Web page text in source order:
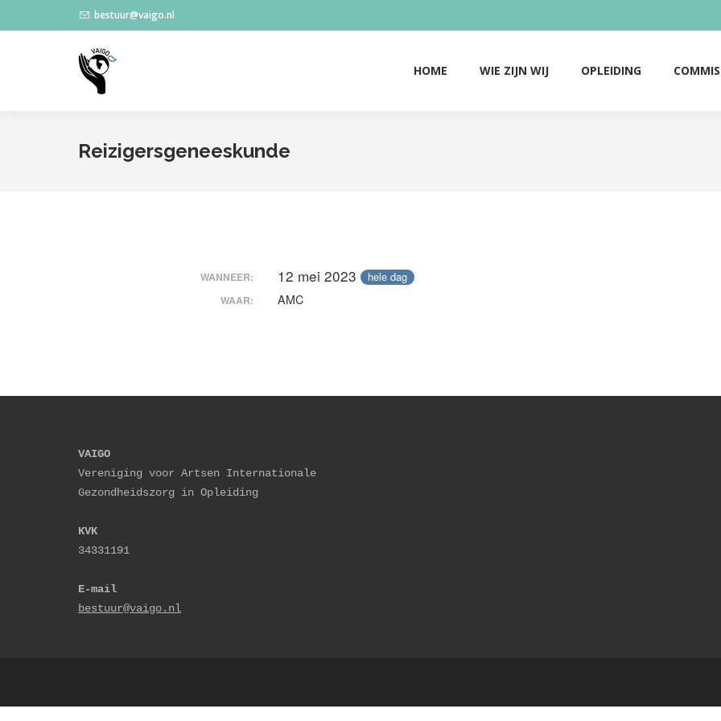
bestuur@vaigo.nl
HOME WIE ZIJN WIJ OPLEIDING
Reizigersgeneeskunde
WANNEER: 12 mei 2023 hele dag
WAAR: AMC
VAIGO
Vereniging voor Artsen Internationale
Gezondheidszorg in Opleiding
KVK
34331191
E-mail
bestuur@vaigo.nl
HOME WIE ZIJN WIJ OPLEIDING